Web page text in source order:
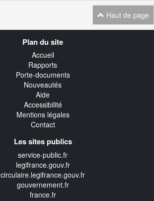
Haut de page
Plan du site
Accueil
Rapports
Porte-documents
Nouveautés
Aide
Accessibilité
Mentions légales
Contact
Les sites publics
service-public.fr
legifrance.gouv.fr
circulaire.legifrance.gouv.fr
gouvernement.fr
france.fr